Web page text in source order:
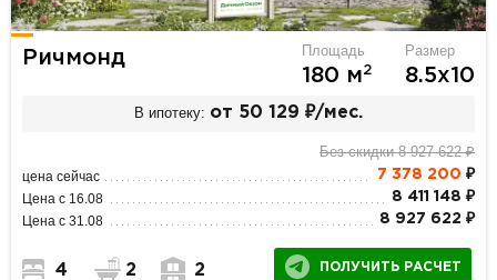
Ричмонд Площадь
180 м2
Размер
8.5х10
В ипотеку: от 50 129 ₽/мес.
Без скидки 8 927 622 ₽
цена сейчас 7 378 200 ₽
Цена с 16.08 8 411 148 ₽
Цена с 31.08 8 927 622 ₽
4 2 2 ПОЛУЧИТЬ РАСЧЕТ